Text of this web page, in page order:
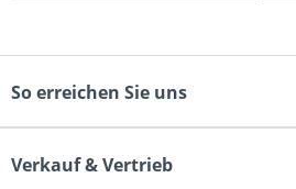
So erreichen Sie uns
Verkauf & Vertrieb